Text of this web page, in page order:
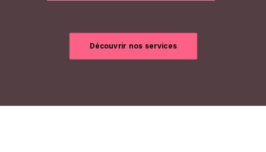
Découvrir nos services